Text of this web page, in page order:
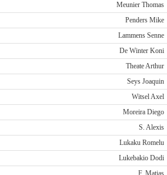
Meunier Thomas
Penders Mike
Lammens Senne
De Winter Koni
Theate Arthur
Seys Joaquin
Witsel Axel
Moreira Diego
S. Alexis
Lukaku Romelu
Lukebakio Dodi
F. Matias